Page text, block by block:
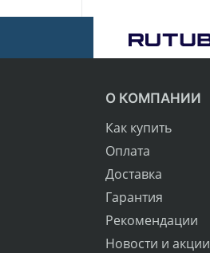
О КОМПАНИИ
Как купить
Оплата
Доставка
Гарантия
Рекомендации
Новости и акции